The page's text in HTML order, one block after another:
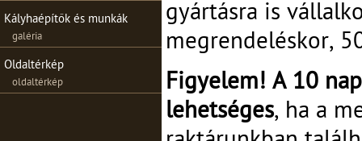
Kályhaépítők és munkák
galéria
Oldaltérkép
oldaltérkép
gyártásra is
megrendeléskor,
Figyelem! A 10
lehetséges, ha a